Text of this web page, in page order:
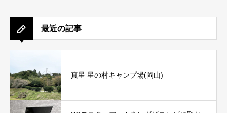
最近の記事
真星 星の村キャンプ場(岡山)